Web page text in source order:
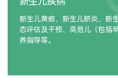
新生儿黄疸、新生儿脐炎、新
态评估及干预、高危儿（包括
养指导等。